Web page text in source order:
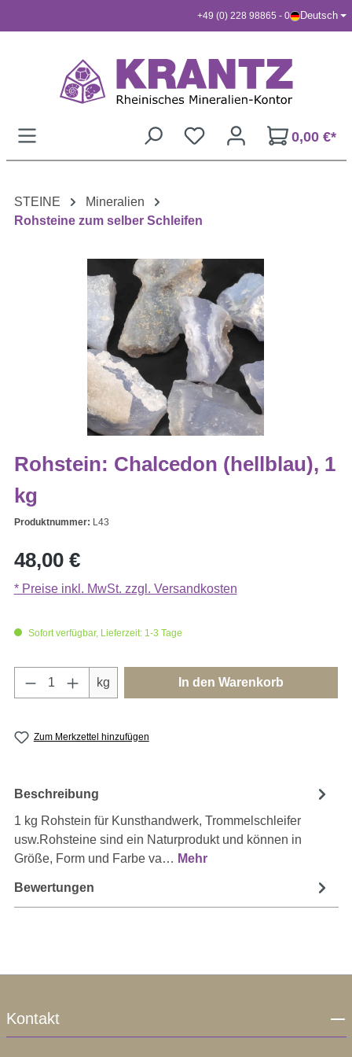
+49 (0) 228 98865 - 0 Deutsch
0,00 €*
STEINE
Mineralien
Rohsteine zum selber Schleifen
Rohstein: Chalcedon (hellblau), 1
kg
Produktnummer: L43
Regulärer Preis:
48,00 €
* Preise inkl. MwSt. zzgl. Versandkosten
Sofort verfügbar, Lieferzeit: 1-3 Tage
Produkt Anzahl: Gib den gewünschten
kg In den Warenkorb
Zum Merkzettel hinzufügen
Beschreibung
1 kg Rohstein für Kunsthandwerk, Trommelschleifer
usw.Rohsteine sind ein Naturprodukt und können in
Größe, Form und Farbe va… Mehr
Bewertungen
Kontakt